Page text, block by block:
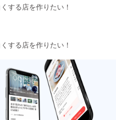
する店を作りたい！
する店を作りたい！